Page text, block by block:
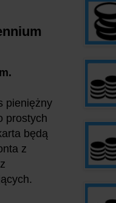
pieniężny
prostych
będą
z